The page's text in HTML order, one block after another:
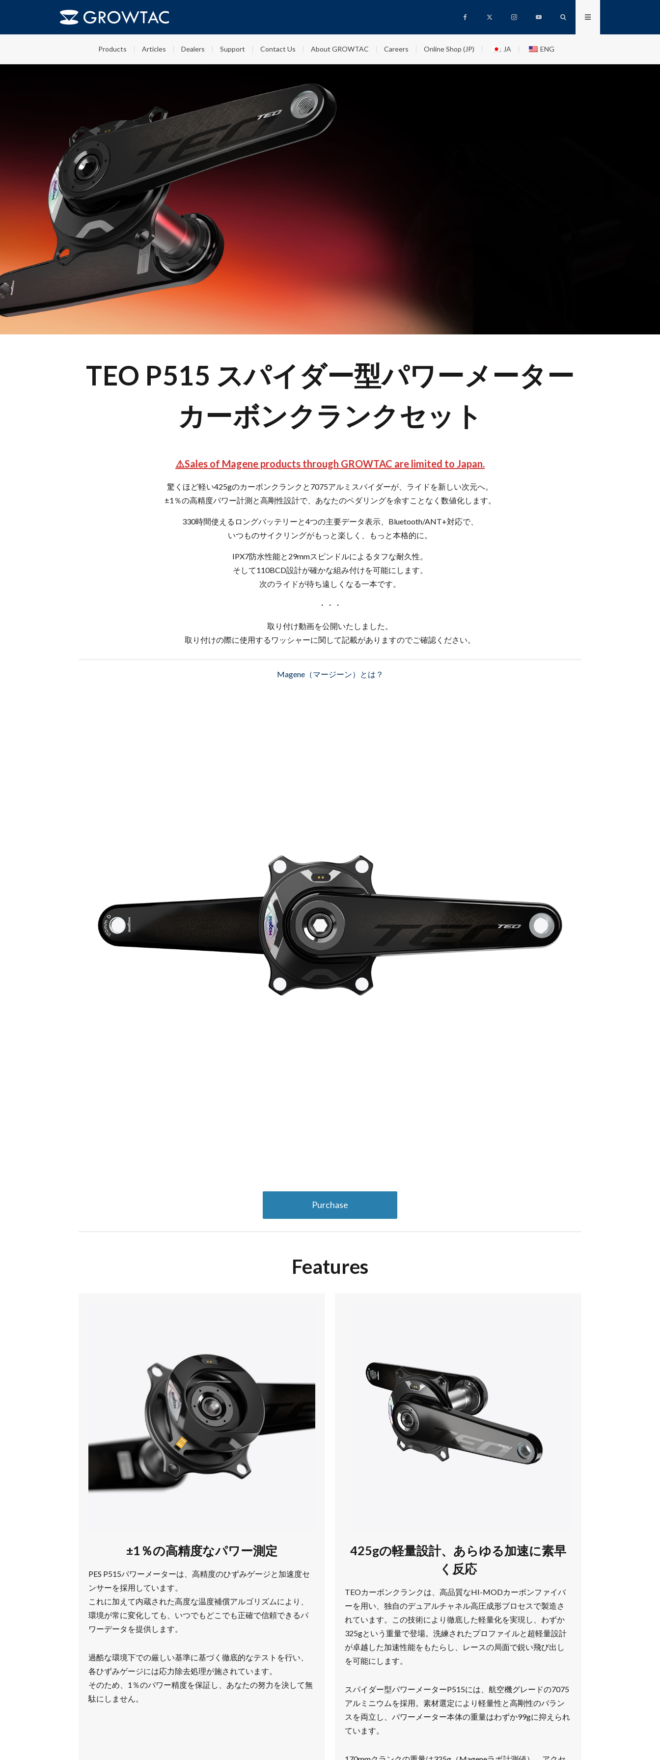
Products Articles Dealers Support Contact Us About GROWTAC Careers Online Shop (JP) JA ENG
TEO P515 スパイダー型パワーメーター
カーボンクランクセット
⚠️Sales of Magene products through GROWTAC are limited to Japan.
驚くほど軽い425gのカーボンクランクと7075アルミスパイダーが、ライドを新しい次元へ。
±1％の高精度パワー計測と高剛性設計で、あなたのペダリングを余すことなく数値化します。
330時間使えるロングバッテリーと4つの主要データ表示、Bluetooth/ANT+対応で、
いつものサイクリングがもっと楽しく、もっと本格的に。
IPX7防水性能と29mmスピンドルによるタフな耐久性。
そして110BCD設計が確かな組み付けを可能にします。
次のライドが待ち遠しくなる一本です。
・・・
取り付け動画を公開いたしました。
取り付けの際に使用するワッシャーに関して記載がありますのでご確認ください。
Magene（マージーン）とは？
Purchase
Features
±1％の高精度なパワー測定
PES P515パワーメーターは、高精度のひずみゲージと加速度セ
ンサーを採用しています。
これに加えて内蔵された高度な温度補償アルゴリズムにより、
環境が常に変化しても、いつでもどこでも正確で信頼できるパ
ワーデータを提供します。
過酷な環境下での厳しい基準に基づく徹底的なテストを行い、
各ひずみゲージには応力除去処理が施されています。
そのため、1％のパワー精度を保証し、あなたの努力を決して無
駄にしません。
425gの軽量設計、あらゆる加速に素早
く反応
TEOカーボンクランクは、高品質なHI-MODカーボンファイバ
ーを用い、独自のデュアルチャネル高圧成形プロセスで製造さ
れています。この技術により徹底した軽量化を実現し、わずか
325gという重量で登場。洗練されたプロファイルと超軽量設計
が卓越した加速性能をもたらし、レースの局面で鋭い飛び出し
を可能にします。
スパイダー型パワーメーターP515には、航空機グレードの7075
アルミニウムを採用。素材選定により軽量性と高剛性のバラン
スを両立し、パワーメーター本体の重量はわずか99gに抑えられ
ています。